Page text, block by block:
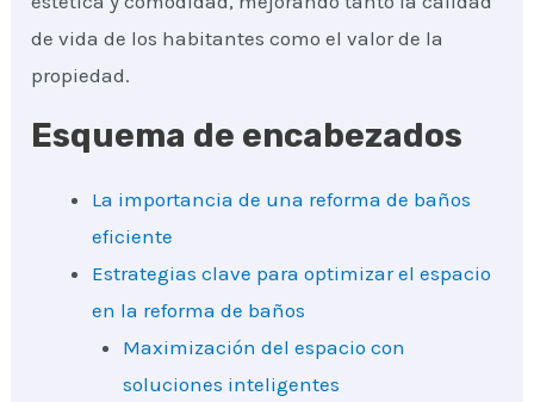
de vida de los habitantes como el valor de la
propiedad.
Esquema de encabezados
La importancia de una reforma de baños
eficiente
Estrategias clave para optimizar el espacio
en la reforma de baños
Maximización del espacio con
soluciones inteligentes